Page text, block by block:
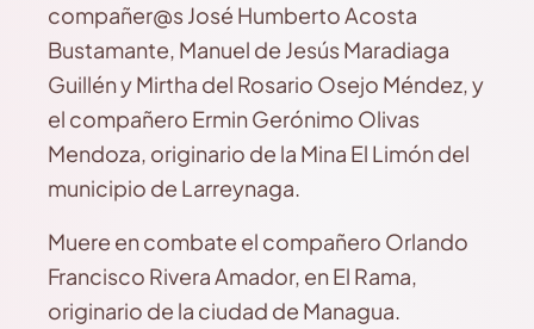
compañer@s José Humberto Acosta
Bustamante, Manuel de Jesús Maradiaga
Guillén y Mirtha del Rosario Osejo Méndez, y
el compañero Ermin Gerónimo Olivas
Mendoza, originario de la Mina El Limón del
municipio de Larreynaga.
Muere en combate el compañero Orlando
Francisco Rivera Amador, en El Rama,
originario de la ciudad de Managua.